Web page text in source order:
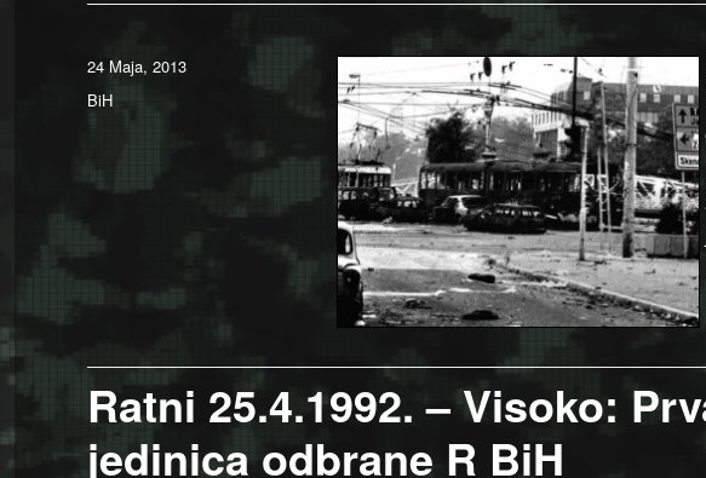
Posted
on
24 Maja, 2013
Categories
BiH
Ratni 25.4.1992. – Visoko:
jedinica odbrane R BiH